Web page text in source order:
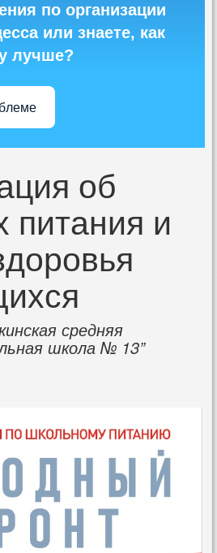
по организации
или знаете, как
лучше?
об
питания и
средняя
школа № 13”